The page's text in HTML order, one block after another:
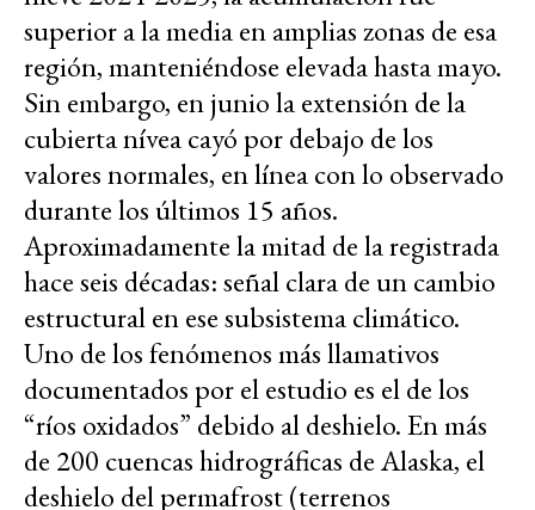
superior a la media en amplias zonas de esa
región, manteniéndose elevada hasta mayo.
Sin embargo, en junio la extensión de la
cubierta nívea cayó por debajo de los
valores normales, en línea con lo observado
durante los últimos 15 años.
Aproximadamente la mitad de la registrada
hace seis décadas: señal clara de un cambio
estructural en ese subsistema climático.
Uno de los fenómenos más llamativos
documentados por el estudio es el de los
“ríos oxidados” debido al deshielo. En más
de 200 cuencas hidrográficas de Alaska, el
deshielo del permafrost (terrenos